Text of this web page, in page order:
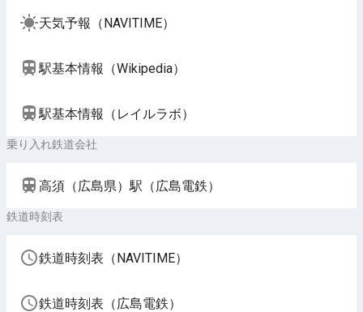
天気予報（NAVITIME）
駅基本情報（Wikipedia）
駅基本情報（レイルラボ）
乗り入れ鉄道会社
高須（広島県）駅（広島電鉄）
鉄道時刻表
鉄道時刻表（NAVITIME）
鉄道時刻表（広島電鉄）